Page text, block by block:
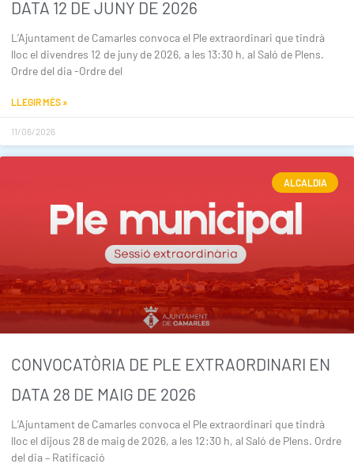
DATA 12 DE JUNY DE 2026
L’Ajuntament de Camarles convoca el Ple extraordinari que tindrà
lloc el divendres 12 de juny de 2026, a les 13:30 h, al Saló de Plens.
Ordre del dia -Ordre del
LLEGIR MÉS »
11/06/2026
ALCALDIA
CONVOCATÒRIA DE PLE EXTRAORDINARI EN
DATA 28 DE MAIG DE 2026
L’Ajuntament de Camarles convoca el Ple extraordinari que tindrà
lloc el dijous 28 de maig de 2026, a les 12:30 h, al Saló de Plens. Ordre
del dia – Ratificació